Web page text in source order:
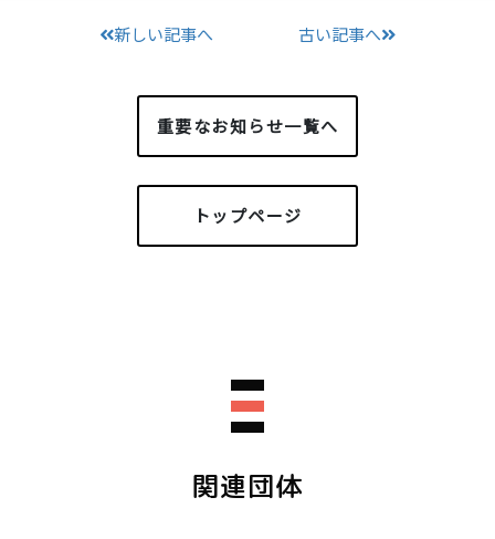
新しい記事へ 古い記事へ
重要なお知らせ一覧へ
トップページ
関連団体